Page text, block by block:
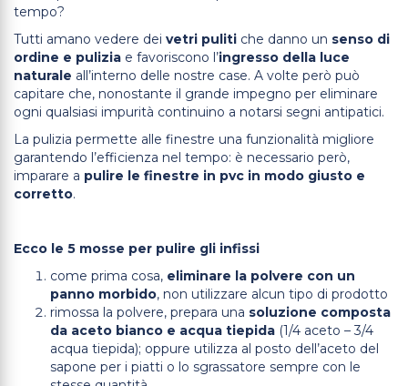
tempo?
Tutti amano vedere dei vetri puliti che danno un senso di
ordine e pulizia e favoriscono l’ingresso della luce
naturale all’interno delle nostre case. A volte però può
capitare che, nonostante il grande impegno per eliminare
ogni qualsiasi impurità continuino a notarsi segni antipatici.
La pulizia permette alle finestre una funzionalità migliore
garantendo l’efficienza nel tempo: è necessario però,
imparare a pulire le finestre in pvc in modo giusto e
corretto.
Ecco le 5 mosse per pulire gli infissi
come prima cosa, eliminare la polvere con un
panno morbido, non utilizzare alcun tipo di prodotto
rimossa la polvere, prepara una soluzione composta
da aceto bianco e acqua tiepida (1/4 aceto – 3/4
acqua tiepida); oppure utilizza al posto dell’aceto del
sapone per i piatti o lo sgrassatore sempre con le